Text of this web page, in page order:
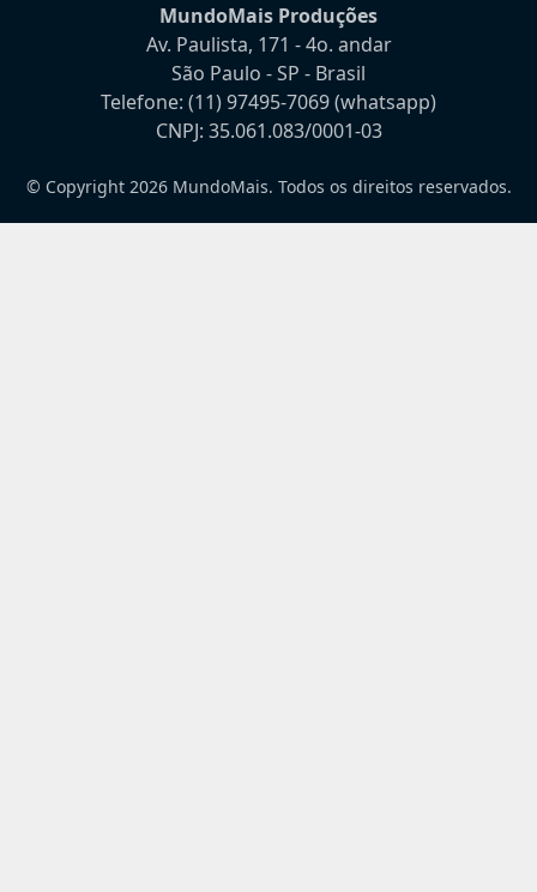
MundoMais Produções
Av. Paulista, 171 - 4o. andar
São Paulo - SP - Brasil
Telefone: (11) 97495-7069(whatsapp)
CNPJ: 35.061.083/0001-03
© Copyright 2026 MundoMais. Todos os direitos reservados.